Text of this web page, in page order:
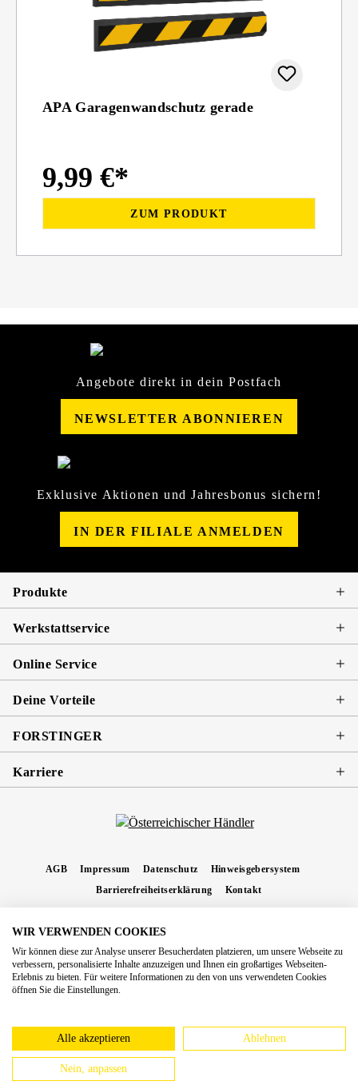
APA Garagenwandschutz gerade
9,99 €*
ZUM PRODUKT
Angebote direkt in dein Postfach
NEWSLETTER ABONNIEREN
Exklusive Aktionen und Jahresbonus sichern!
IN DER FILIALE ANMELDEN
Produkte
Werkstattservice
Online Service
Deine Vorteile
FORSTINGER
Karriere
AGB Impressum Datenschutz
Hinweisgebersystem
Barrierefreiheitserklärung
Kontakt
Nachnahmegebühren, wenn nicht anders angegeben.
Copyright 2026 Forstinger Österreich GmbH
Königstetter Straße 128 - 134/OG3, 3430 Tulln
europäschen Online-Streitbeilegungs-Plattform hinzuweisen:
webgate.ec.europa.eu/odr
WIR VERWENDEN COOKIES
Wir können diese zur Analyse unserer Besucherdaten platzieren, um unsere Webseite zu
verbessern, personalisierte Inhalte anzuzeigen und Ihnen ein großartiges Webseiten-
Erlebnis zu bieten. Für weitere Informationen zu den von uns verwendeten Cookies
öffnen Sie die Einstellungen.
Alle akzeptieren Ablehnen
Nein, anpassen